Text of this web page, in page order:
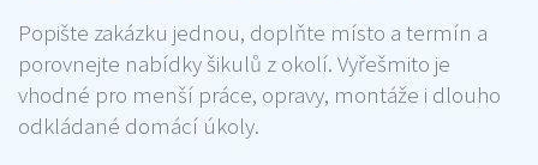
Popište zakázku jednou, doplňte místo a termín a
porovnejte nabídky šikulů z okolí. Vyřešmito je
vhodné pro menší práce, opravy, montáže i dlouho
odkládané domácí úkoly.